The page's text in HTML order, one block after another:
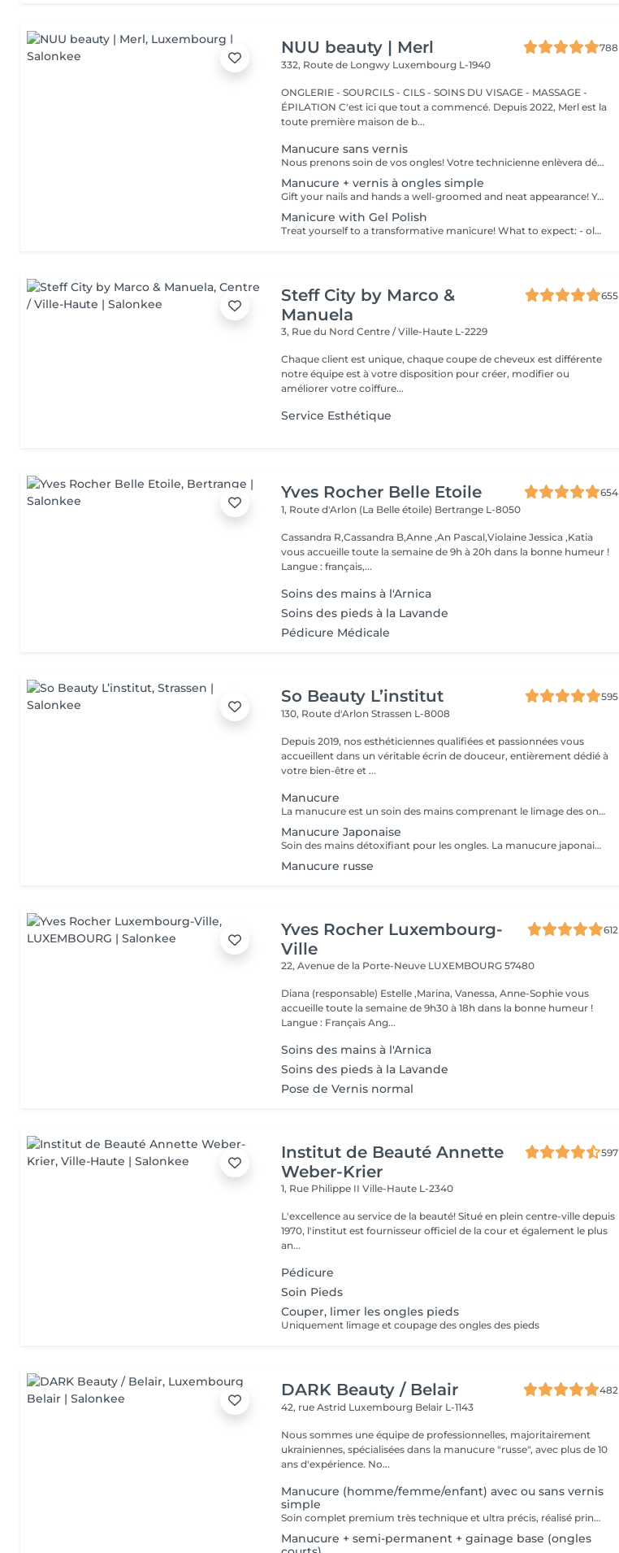
NUU beauty | Merl
788
332, Route de Longwy Luxembourg L-1940
ONGLERIE - SOURCILS - CILS - SOINS DU VISAGE - MASSAGE -
ÉPILATION C'est ici que tout a commencé. Depuis 2022, Merl est la
toute première maison de b...
Manucure sans vernis
Nous prenons soin de vos ongles! Votre technicienne enlèvera délicatement les cellules mortes, façonnera et limera vos ongles, et polira la surface extérieure pour un fini lisse et naturel. Nos experts proposent des manucures à bords, hardware ou combinées, selon vos préférences. Comment se fait une manucure sans vernis? - la peau rugueuse est délicatement enlevée - la forme de la plaque de l'ongle est corrigée avec douceur - les cuticules et bords latéraux sont soigneusement traités - de l'huile nourrissante pour les cuticules et de la crème pour les mains sont appliquées pour nourrir et hydrater Limitations d'âge: recommandé à partir de 14 ans. Recommandations post-procédure: aucun soin particulier n'est nécessaire après cette procédure. Fréquence: une fois toutes les 3 semaines.
Manucure + vernis à ongles simple
Gift your nails and hands a well-groomed and neat appearance! Your technician will effectively remove dead skin cells, shape and file nails, and buff the outer surface. A regular nail polish is applied at the end of this treatment. Our masters do edged, hardware, or combined manicure. How is manicure with simple nail polish done? - rough skin is removed - the shape of the nail plate is corrected - the cuticle and side ridges are corrected - nail polish is applied - cuticle oil and hand cream are applied Age restrictions: recommended to do from 14 years. Post procedure recommendations: there are no post recommendations for this procedure. Frequency: once in 3 weeks.
Manicure with Gel Polish
Treat yourself to a transformative manicure! What to expect: - old polish is removed as a bonus - rough skin is removed - nails are shaped - cuticles and side ridges are polished - reinforcement is performed if chosen - semi-permanent polish is applied - cuticle oil and hand cream are applied Age: 16+ Frequency: every 3 weeks for best results. *Removal of old semi-permanent polish is included with the manicure. If you want a separate removal appointment, we charge €20 for the careful process that protects your nails. For the manicure, we leave a thin layer of old polish under the new layer to enhance the durability of the semi-permanent polish. *Please note that if semipermanent nail polish without manicure is chosen, rough skin, cuticle and side ridges won't be removed.
Steff City by Marco &
Manuela
655
3, Rue du NordCentre / Ville-Haute L-2229
Chaque client est unique, chaque coupe de cheveux est différente
notre équipe est à votre disposition pour créer, modifier ou
améliorer votre coiffure...
Service Esthétique
Yves Rocher Belle Etoile
654
1, Route d'Arlon (La Belle étoile) Bertrange L-8050
Cassandra R,Cassandra B,Anne ,An Pascal,Violaine Jessica ,Katia
vous accueille toute la semaine de 9h à 20h dans la bonne humeur !
Langue : français,...
Soins des mains à l'Arnica
Soins des pieds à la Lavande
Pédicure Médicale
So Beauty L’institut
595
130, Route d'ArlonStrassen L-8008
Depuis 2019, nos esthéticiennes qualifiées et passionnées vous
accueillent dans un véritable écrin de douceur, entièrement dédié à
votre bien-être et ...
Manucure
La manucure est un soin des mains comprenant le limage des ongles, la pousse et la coupe des cuticules, gommage, massage avec crème de soin et application d'un vernis transparent si désiré.
Manucure Japonaise
Soin des mains détoxifiant pour les ongles. La manucure japonaise consiste à polir et nettoyer les ongles en profondeur pour ensuite les nourrir avec une pâte à base de cire d'abeille qui va oxygéner l'ongle. L'ongle ressort brillant naturellement et pour une durée de 3 semaines. Comprend le limage des ongles, la pousse et la coupe des cuticules, polissage, application de la pâte à base de cire d'abeille et de la poudre fixante, gommage, massage avec crème de soin et application d'un vernis transparent si désiré.
Manucure russe
Yves Rocher Luxembourg-
Ville
612
22, Avenue de la Porte-Neuve LUXEMBOURG 57480
Diana (responsable) Estelle ,Marina, Vanessa, Anne-Sophie vous
accueille toute la semaine de 9h30 à 18h dans la bonne humeur !
Langue : Français Ang...
Soins des mains à l'Arnica
Soins des pieds à la Lavande
Pose de Vernis normal
Institut de Beauté Annette
Weber-Krier
597
1, Rue Philippe IIVille-Haute L-2340
L'excellence au service de la beauté! Situé en plein centre-ville depuis
1970, l'institut est fournisseur officiel de la cour et également le plus
an...
Pédicure
Soin Pieds
Couper, limer les ongles pieds
Uniquement limage et coupage des ongles des pieds
DARK Beauty / Belair
482
42, rue Astrid Luxembourg Belair L-1143
Nous sommes une équipe de professionnelles, majoritairement
ukrainiennes, spécialisées dans la manucure "russe", avec plus de 10
ans d'expérience. No...
Manucure (homme/femme/enfant) avec ou sans vernis
simple
Soin complet premium très technique et ultra précis, réalisé principalement à la ponceuse afin d'obtenir un contour d'ongle parfaitement net et une application du vernis au plus près, voire légèrement sous la cuticule. Cette technique permet de retarder visuellement la repousse d'environ 10 jours. Résultat visuel : -Ongles extrêmement soignés, contours nets, forme impeccable -Effet Instagram / photo studio : propre, précis, sans petites peaux apparentes Contenu de la prestation : -Dépose de l'ancien vernis semi-permanent et/ou gel (si besoin, choisissez dans cet écran svp cette option de réservation) -Préparation très minutieuse de la plaque de l'ongle -Elimination des peaux mortes -Façonner et limer les ongles -Traitement délicat des cuticules -Application d'un vernis simple transparent (si vous le souhaitez) OU application de votre propre vernis simple (si besoin, choisissez dans cet écran svp cette option de réservation) -Application d'huile pour cuticules et de crème pour les mains
Manucure + semi-permanent + gainage base (ongles